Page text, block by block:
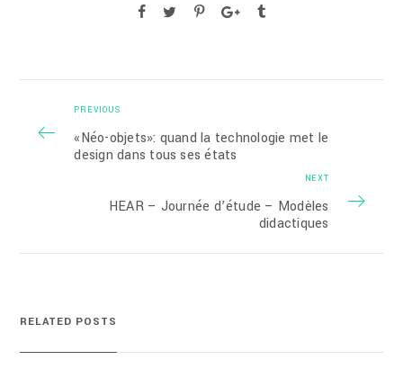
PREVIOUS
«Néo-objets»: quand la technologie met le
design dans tous ses états
NEXT
HEAR – Journée d’étude – Modèles
didactiques
RELATED POSTS